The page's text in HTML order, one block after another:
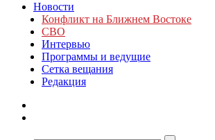
Новости
Конфликт на Ближнем Востоке
СВО
Интервью
Программы и ведущие
Сетка вещания
Редакция